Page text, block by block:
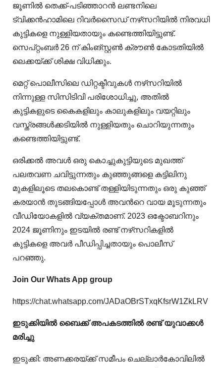
ജൂണിൽ തെക്ക്-പടിഞ്ഞാറൻ ലണ്ടനിലെ
ട്വിക്കൻഹാമിലെ റിവർസൈഡ് നഴ്‌സറിയിൽ നിരവധി
കുട്ടികളെ നുള്ളിയതായും കണ്ടെത്തിയിട്ടുണ്ട്.
സെപ്റ്റംബർ 26 ന് കിംങ്സ്റ്റൺ ക്രൗൺ കോടതിയിൽ
ലെക്കയ്ക്ക് ശിക്ഷ വിധിക്കും.
മെറ്റ് പൊലീസിലെ ഡിറ്റക്ടീവുകൾ നഴ്‌സറിയിൽ
നിന്നുള്ള സിസിടിവി പരിശോധിച്ചു, അതിൽ
കുട്ടികളുടെ കൈകളിലും കാലുകളിലും വയറ്റിലും
വസ്ത്രങ്ങൾക്കടിയിൽ നുള്ളിയതും ചൊറിയുന്നതും
കണ്ടെത്തിയിട്ടുണ്ട്.
ഒരിക്കൽ അവൾ ഒരു കൊച്ചുകുട്ടിയുടെ മുഖത്ത്
പലതവണ ചവിട്ടുന്നതും കുഞ്ഞുങ്ങളെ കട്ടിലിനു
മുകളിലൂടെ തലകൊണ്ട് തള്ളിയിടുന്നതും ഒരു കുഞ്ഞ്
കരയാൻ തുടങ്ങിയപ്പോൾ അവന്‍റെ വായ മൂടുന്നതും
വീഡിയോകളിൽ വ്യക്തമാണ്. 2023 ഒക്ടോബറിനും
2024 ജൂണിനും ഇടയിൽ രണ്ട് നഴ്‌സറികളിൽ
കുട്ടികളെ അവർ പീഡിപ്പിച്ചതായും പൊലീസ്
പറഞ്ഞു.
Join Our Whats App group
https://chat.whatsapp.com/JADaOBrSTxqKfsrW1ZkLRV
ഇടുക്കിയിൽ ബൈക്ക് അപകടത്തിൽ രണ്ട് യുവാക്കൾ
മരിച്ചു
ഇടുക്കി: അണക്കരയ്ക്ക് സമീപം ചെല്ലാർകോവിലിൽ